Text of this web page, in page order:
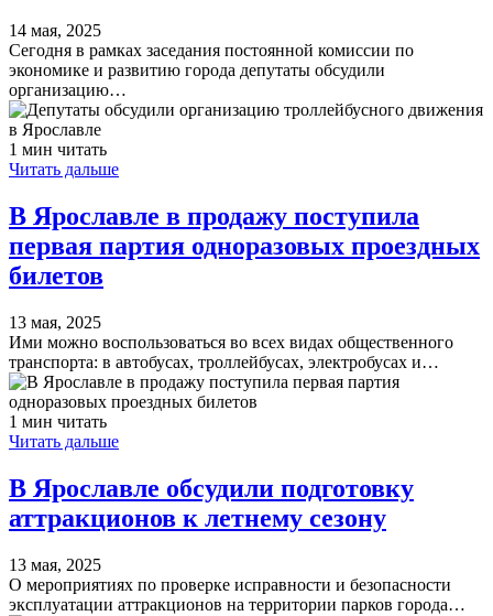
14 мая, 2025
Сегодня в рамках заседания постоянной комиссии по
экономике и развитию города депутаты обсудили
организацию…
1 мин читать
Читать дальше
В Ярославле в продажу поступила
первая партия одноразовых проездных
билетов
13 мая, 2025
Ими можно воспользоваться во всех видах общественного
транспорта: в автобусах, троллейбусах, электробусах и…
1 мин читать
Читать дальше
В Ярославле обсудили подготовку
аттракционов к летнему сезону
13 мая, 2025
О мероприятиях по проверке исправности и безопасности
эксплуатации аттракционов на территории парков города…